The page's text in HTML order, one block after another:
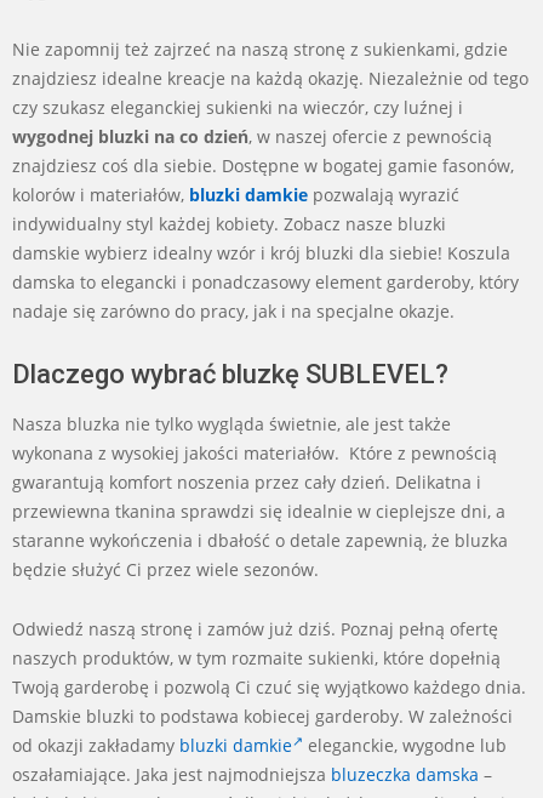
Nie zapomnij też zajrzeć na naszą stronę z sukienkami, gdzie
znajdziesz idealne kreacje na każdą okazję. Niezależnie od tego
czy szukasz eleganckiej sukienki na wieczór, czy luźnej i
wygodnej bluzki na co dzień, w naszej ofercie z pewnością
znajdziesz coś dla siebie. Dostępne w bogatej gamie fasonów,
kolorów i materiałów, bluzki damkie pozwalają wyrazić
indywidualny styl każdej kobiety. Zobacz nasze bluzki
damskie wybierz idealny wzór i krój bluzki dla siebie! Koszula
damska to elegancki i ponadczasowy element garderoby, który
nadaje się zarówno do pracy, jak i na specjalne okazje.
Dlaczego wybrać bluzkę SUBLEVEL?
Nasza bluzka nie tylko wygląda świetnie, ale jest także
wykonana z wysokiej jakości materiałów. Które z pewnością
gwarantują komfort noszenia przez cały dzień. Delikatna i
przewiewna tkanina sprawdzi się idealnie w cieplejsze dni, a
staranne wykończenia i dbałość o detale zapewnią, że bluzka
będzie służyć Ci przez wiele sezonów.
Odwiedź naszą stronę i zamów już dziś. Poznaj pełną ofertę
naszych produktów, w tym rozmaite sukienki, które dopełnią
Twoją garderobę i pozwolą Ci czuć się wyjątkowo każdego dnia.
Damskie bluzki to podstawa kobiecej garderoby. W zależności
od okazji zakładamy bluzki damkie
eleganckie, wygodne lub
oszałamiające. Jaka jest najmodniejsza bluzeczka damska –